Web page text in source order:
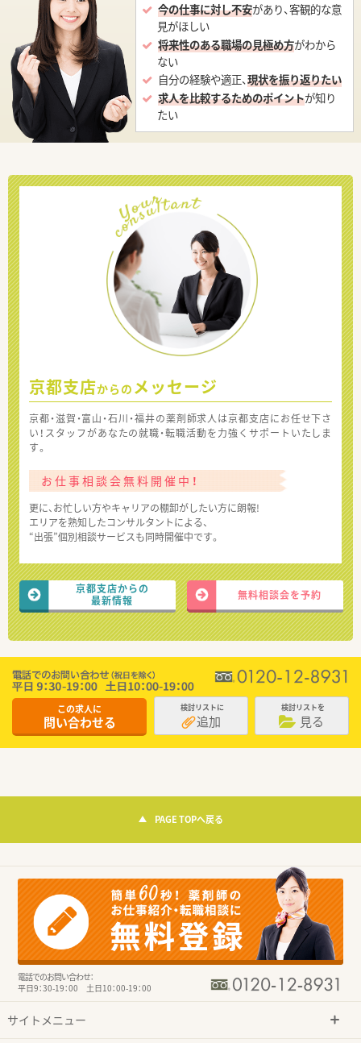
今の仕事に対し不安があり、客観的な意
見がほしい
将来性のある職場の見極め方がわから
ない
自分の経験や適正、現状を振り返りたい
求人を比較するためのポイントが知り
たい
京都支店からの メッセージ
京都・滋賀・富山・石川・福井の薬剤師求人は京都支店にお任せ下さ
い！スタッフがあなたの就職・転職活動を力強くサポートいたしま
す。
お仕事相談会無料開催中！
更に、お忙しい方やキャリアの棚卸がしたい方に朗報!
エリアを熟知したコンサルタントによる、
“出張”個別相談サービスも同時開催中です。
京都支店からの
最新情報
無料相談会を予約
この求人に
問い合わせる
検討リストに
追加
検討リストを
見る
PAGE TOPへ戻る
電話でのお問い合わせ：
平日9：30-19：00 土日10：00-19：00
サイトメニュー